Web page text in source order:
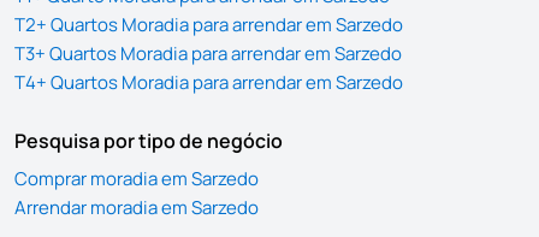
T2+ Quartos Moradia para arrendar em Sarzedo
T3+ Quartos Moradia para arrendar em Sarzedo
T4+ Quartos Moradia para arrendar em Sarzedo
Pesquisa por tipo de negócio
Comprar moradia em Sarzedo
Arrendar moradia em Sarzedo